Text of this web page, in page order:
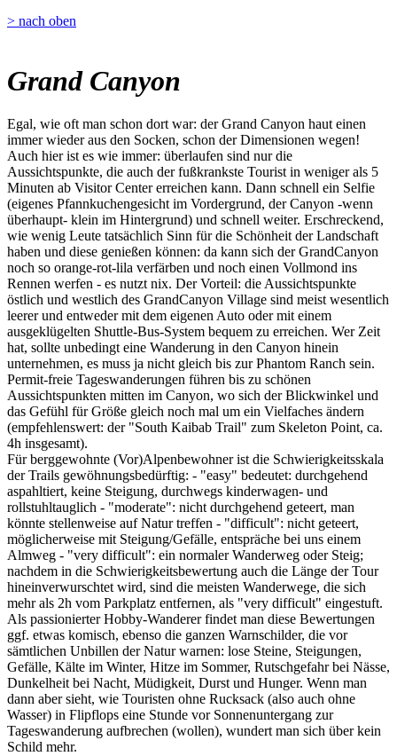
> nach oben
Grand Canyon
Egal, wie oft man schon dort war: der Grand Canyon haut einen
immer wieder aus den Socken, schon der Dimensionen wegen!
Auch hier ist es wie immer: überlaufen sind nur die
Aussichtspunkte, die auch der fußkrankste Tourist in weniger als 5
Minuten ab Visitor Center erreichen kann. Dann schnell ein Selfie
(eigenes Pfannkuchengesicht im Vordergrund, der Canyon -wenn
überhaupt- klein im Hintergrund) und schnell weiter. Erschreckend,
wie wenig Leute tatsächlich Sinn für die Schönheit der Landschaft
haben und diese genießen können: da kann sich der GrandCanyon
noch so orange-rot-lila verfärben und noch einen Vollmond ins
Rennen werfen - es nutzt nix. Der Vorteil: die Aussichtspunkte
östlich und westlich des GrandCanyon Village sind meist wesentlich
leerer und entweder mit dem eigenen Auto oder mit einem
ausgeklügelten Shuttle-Bus-System bequem zu erreichen. Wer Zeit
hat, sollte unbedingt eine Wanderung in den Canyon hinein
unternehmen, es muss ja nicht gleich bis zur Phantom Ranch sein.
Permit-freie Tageswanderungen führen bis zu schönen
Aussichtspunkten mitten im Canyon, wo sich der Blickwinkel und
das Gefühl für Größe gleich noch mal um ein Vielfaches ändern
(empfehlenswert: der "South Kaibab Trail" zum Skeleton Point, ca.
4h insgesamt).
Für berggewohnte (Vor)Alpenbewohner ist die Schwierigkeitsskala
der Trails gewöhnungsbedürftig: - "easy" bedeutet: durchgehend
aspahltiert, keine Steigung, durchwegs kinderwagen- und
rollstuhltauglich - "moderate": nicht durchgehend geteert, man
könnte stellenweise auf Natur treffen - "difficult": nicht geteert,
möglicherweise mit Steigung/Gefälle, entspräche bei uns einem
Almweg - "very difficult": ein normaler Wanderweg oder Steig;
nachdem in die Schwierigkeitsbewertung auch die Länge der Tour
hineinverwurschtet wird, sind die meisten Wanderwege, die sich
mehr als 2h vom Parkplatz entfernen, als "very difficult" eingestuft.
Als passionierter Hobby-Wanderer findet man diese Bewertungen
ggf. etwas komisch, ebenso die ganzen Warnschilder, die vor
sämtlichen Unbillen der Natur warnen: lose Steine, Steigungen,
Gefälle, Kälte im Winter, Hitze im Sommer, Rutschgefahr bei Nässe,
Dunkelheit bei Nacht, Müdigkeit, Durst und Hunger. Wenn man
dann aber sieht, wie Touristen ohne Rucksack (also auch ohne
Wasser) in Flipflops eine Stunde vor Sonnenuntergang zur
Tageswanderung aufbrechen (wollen), wundert man sich über kein
Schild mehr.